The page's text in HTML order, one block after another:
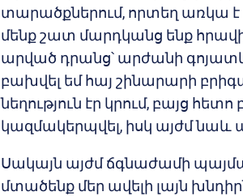
տարածքներում, որտեղ առկա
մենք շատ մարդկանց ենք
արված դրանց՝ արժանի
բախվել եմ հայ շինարարի
նեղություն էր կրում, բայց
կազմակերպվել, իսկ այժմ նաև
Սակայն այժմ ճգնաժամի
մտածենք մեր ավելի լայն